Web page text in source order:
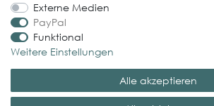
AGB
Datenschutzerklärung
Vertrag widerrufen
Externe Medien
PayPal
Funktional
Weitere Einstellungen
Alle akzeptieren